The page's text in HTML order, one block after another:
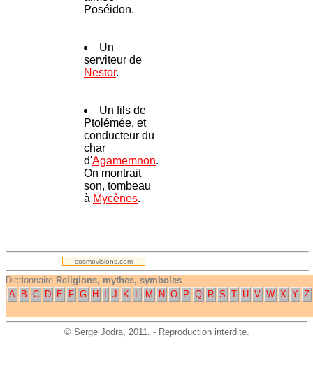
Poséidon.
Un
serviteur de
Nestor.
Un fils de
Ptolémée, et
conducteur du
char
d'Agamemnon.
On montrait
son, tombeau
à Mycènes.
.
cosmovisions.com
Dictionnaire Religions, mythes, symboles
A
B C D E F G H J K L M N O P Q R S T U V W X Y Z
© Serge Jodra, 2011. - Reproduction interdite.